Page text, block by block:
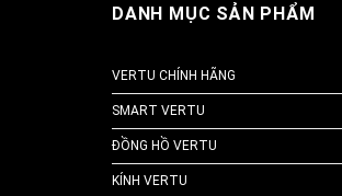
DANH MỤC SẢN PHẨM
VERTU CHÍNH HÃNG
SMART VERTU
ĐỒNG HỒ VERTU
KÍNH VERTU